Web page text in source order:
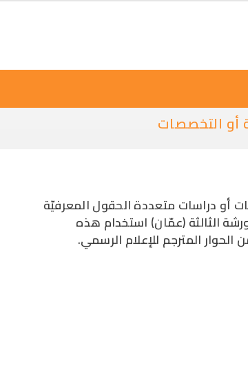
Skip to main content
أو التخصصات
دراسات متعددة الحقول المعرفيّة
الثالثة (عمّان) استخدام هذه
المترجم للإعلام الرسمي.